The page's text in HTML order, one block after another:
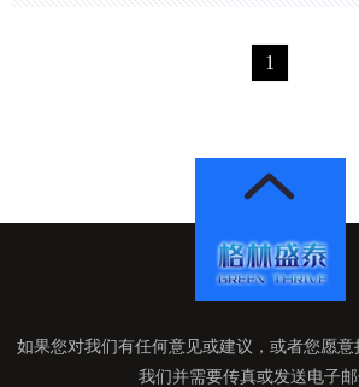
1
如果您对我们有任何意见或建议，或者您愿
我们并需要传真或发送电子